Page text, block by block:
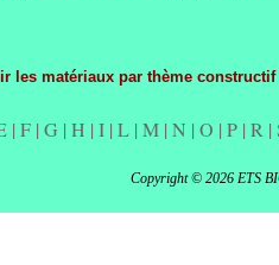
les matériaux par thème constructif
| F | G | H | I | L | M | N | O | P | R |
Copyright © 2026 ETS